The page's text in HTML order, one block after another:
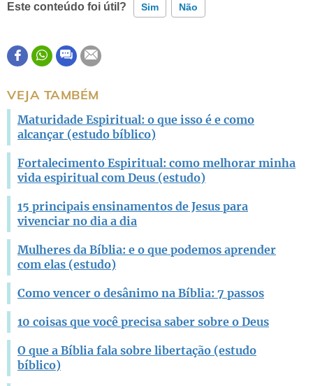
Este conteúdo foi útil? Sim Não
Este conteúdo contém informação incorreta
VEJA TAMBÉM
Maturidade Espiritual: o que isso é e como
alcançar (estudo bíblico)
Fortalecimento Espiritual: como melhorar minha
vida espiritual com Deus (estudo)
15 principais ensinamentos de Jesus para
vivenciar no dia a dia
Mulheres da Bíblia: e o que podemos aprender
com elas (estudo)
Como vencer o desânimo na Bíblia: 7 passos
10 coisas que você precisa saber sobre o Deus
O que a Bíblia fala sobre libertação (estudo
bíblico)